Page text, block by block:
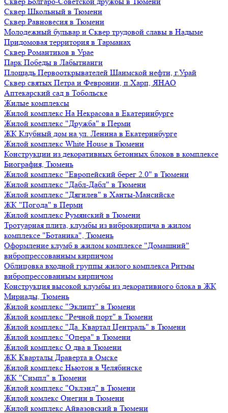
Сквер Школьный в Тюмени
Сквер Равновесия в Тюмени
Молодежный бульвар и Сквер трудовой славы в Надыме
Придомовая территория в Тарманах
Сквер Романтиков в Урае
Парк Победы в Лабытнанги
Площадь Первооткрывателей Шаимской нефти, г.Урай
Сквер святых Петра и Февронии, п.Харп, ЯНАО
Аптекарский сад в Тобольске
Жилые комплексы
Жилой комплекс На Некрасова в Екатеринбурге
Жилой комплекс "Дружба" в Перми
ЖК Клубный дом на ул. Ленина в Екатеринбурге
Жилой комплекс White House в Тюмени
Конструкции из декоративных бетонных блоков в комплексе
Биография, Тюмень
Жилой комплекс "Европейский берег 2.0" в Тюмени
Жилой комплекс "Дабл-Дабл" в Тюмени
Жилой комплекс "Дягилев" в Ханты-Мансийске
ЖК "Погода" в Перми
Жилой комплекс Румянский в Тюмени
Тротуарная плита, клумбы из виброкирпича в жилом
комплексе "Ботаника", Тюмень
Оформление клумб в жилом комплексе "Домашний"
вибропрессованным кирпичом
Облицовка входной группы жилого комплекса Ритмы
вибропрессованным кирпичом
Конструкция высокой клумбы из декоративного блока в ЖК
Мириады, Тюмень
Жилой комплекс "Эклипт" в Тюмени
Жилой комплекс "Речной порт" в Тюмени
Жилой комплекс "Да. Квартал Централь" в Тюмени
Жилой комплекс "Опера" в Тюмени
Жилой комплекс О два в Тюмени
ЖК Кварталы Драверта в Омске
Жилой комплекс Ньютон в Челябинске
ЖК "Симпл" в Тюмени
Жилой комплекс "Оклэнд" в Тюмени
Жилой комлекс Онегин в Тюмени
Жилой комплекс Айвазовский в Тюмени